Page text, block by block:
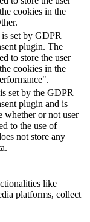
cookies in the
set by GDPR
plugin. The
to store the user
cookies in the
set by the GDPR
plugin and is
whether or not user
to the use of
not store any
like
platforms, collect